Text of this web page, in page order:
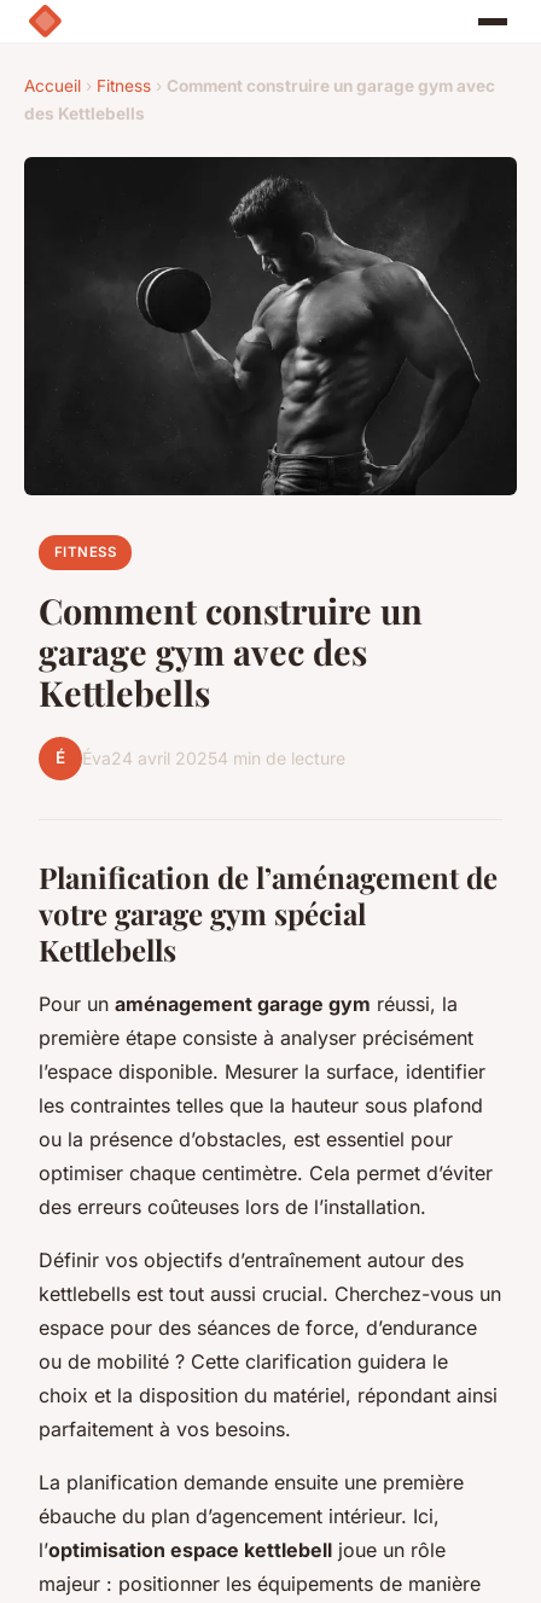
Accueil › Fitness › Comment construire un garage gym avec
des Kettlebells
FITNESS
Comment construire un
garage gym avec des
Kettlebells
É Éva24 avril 20254 min de lecture
Planification de l’aménagement de
votre garage gym spécial
Kettlebells
Pour un aménagement garage gym réussi, la
première étape consiste à analyser précisément
l’espace disponible. Mesurer la surface, identifier
les contraintes telles que la hauteur sous plafond
ou la présence d’obstacles, est essentiel pour
optimiser chaque centimètre. Cela permet d’éviter
des erreurs coûteuses lors de l’installation.
Définir vos objectifs d’entraînement autour des
kettlebells est tout aussi crucial. Cherchez-vous un
espace pour des séances de force, d’endurance
ou de mobilité ? Cette clarification guidera le
choix et la disposition du matériel, répondant ainsi
parfaitement à vos besoins.
La planification demande ensuite une première
ébauche du plan d’agencement intérieur. Ici,
l’optimisation espace kettlebell joue un rôle
majeur : positionner les équipements de manière